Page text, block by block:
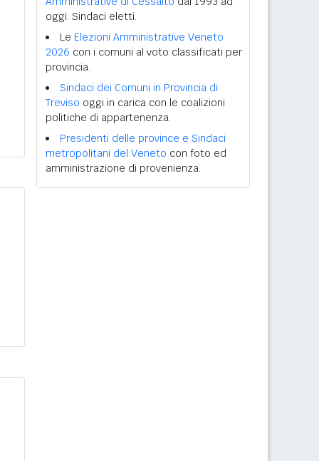
oggi. Sindaci eletti.
Le Elezioni Amministrative Veneto
2026 con i comuni al voto classificati per
provincia.
Sindaci dei Comuni in Provincia di
Treviso oggi in carica con le coalizioni
politiche di appartenenza.
Presidenti delle province e Sindaci
metropolitani del Veneto con foto ed
amministrazione di provenienza.